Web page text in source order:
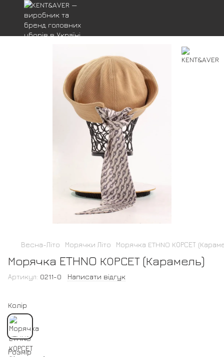
Весна-Літо Морячки Літо Морячка ETHNO КОРСЕТ
Морячка ETHNO КОРСЕТ (Карамель)
Артикул: 0211-0 Написати відгук
Колір
Розмір